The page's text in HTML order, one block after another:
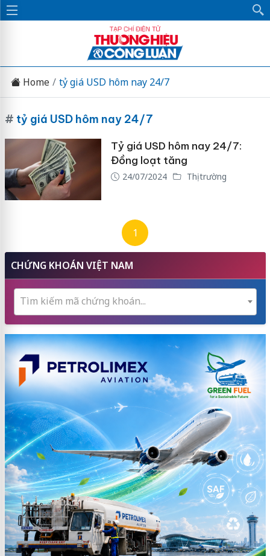
Home tỷ giá USD hôm nay 24/7
# tỷ giá USD hôm nay 24/7
Tỷ giá USD hôm nay 24/7:
Đồng loạt tăng
24/07/2024 Thị trường
1
CHỨNG KHOÁN VIỆT NAM
Tìm kiếm mã chứng khoán...